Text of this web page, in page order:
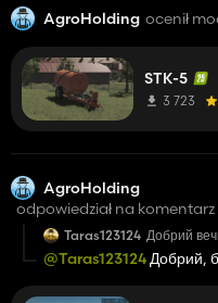
AgroHolding ocenił
STK-5
3 723
AgroHolding
odpowiedział na
Taras123124 Добрий
@Taras123124Добрий,